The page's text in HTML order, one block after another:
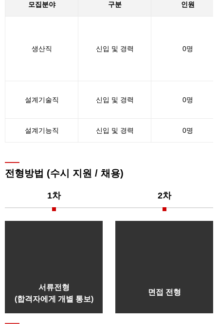
모집분야 구분 인원
생산직 신입 및 경력 0명
설계기술직 신입 및 경력 0명
설계기능직 신입 및 경력 0명
전형방법 (수시 지원 / 채용)
1차
서류전형
(합격자에게 개별 통보)
2차
면접 전형